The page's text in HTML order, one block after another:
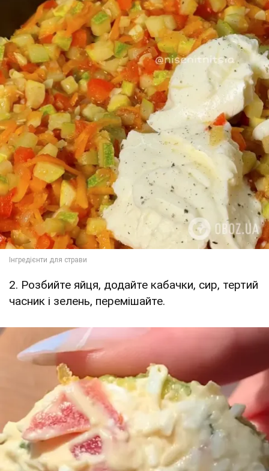
2. Розбийте яйця, додайте кабачки, сир, тертий
часник і зелень, перемішайте.